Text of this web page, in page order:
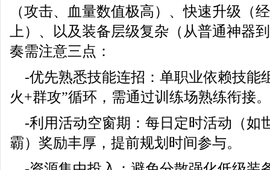
（攻击、血量数值极高）、快速升级（
上）、以及装备层级复杂（从普通神器
奏需注意三点：
-优先熟悉技能连招：单职业依赖技能
火+群攻”循环，需通过训练场熟练衔接。
-利用活动空窗期：每日定时活动（如
霸）奖励丰厚，提前规划时间参与。